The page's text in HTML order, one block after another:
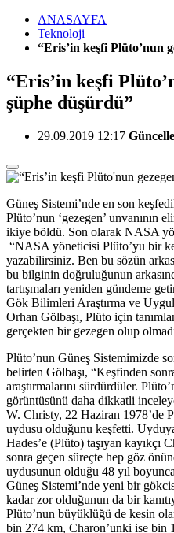
ANASAYFA
Teknoloji
“Eris’in keşfi Plüto’nun
“Eris’in keşfi
şüphe düşürdü”
29.09.2019 12:17
Güneş Sistemi’nde en son
Plüto’nun ‘gezegen’ unvanının
ikiye böldü. Son olarak NASA
“NASA yöneticisi Plüto’yu bir
yazabilirsiniz. Ben bu sözün
bu bilginin doğruluğunun
tartışmaları yeniden gündeme
Gök Bilimleri Araştırma ve
Orhan Gölbaşı, Plüto için
gerçekten bir gezegen olup
Plüto’nun Güneş Sistemimizde
belirten Gölbaşı, “Keşfinden
araştırmalarını sürdürdüler.
görüntüsünü daha dikkatli
W. Christy, 22 Haziran 1978’de
uydusu olduğunu keşfetti.
Hades’e (Plüto) taşıyan kayıkçı
sonra geçen süreçte hep göz
uydusunun olduğu 48 yıl
Güneş Sistemi’nde yeni bir
kadar zor olduğunun da bir
Plüto’nun büyüklüğü de kesin
bin 274 km, Charon’unki ise bin